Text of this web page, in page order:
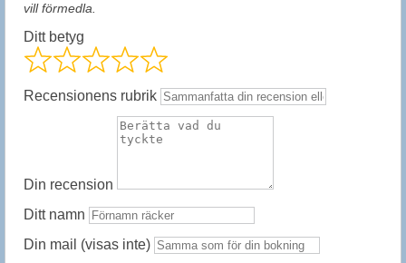
vill förmedla.
Ditt betyg
Recensionens rubrik
Din recension
Ditt namn
Din mail (visas inte)